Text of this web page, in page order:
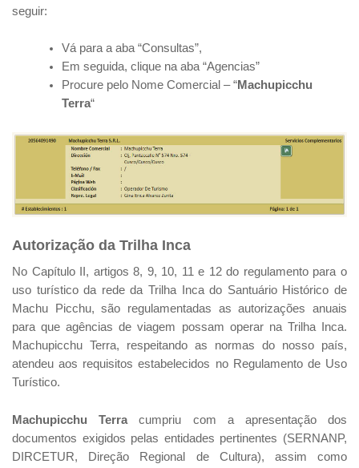
seguir:
Vá para a aba “Consultas”,
Em seguida, clique na aba “Agencias”
Procure pelo Nome Comercial – “Machupicchu
Terra“
Autorização da Trilha Inca
No Capítulo II, artigos 8, 9, 10, 11 e 12 do regulamento para o
uso turístico da rede da Trilha Inca do Santuário Histórico de
Machu Picchu, são regulamentadas as autorizações anuais
para que agências de viagem possam operar na Trilha Inca.
Machupicchu Terra, respeitando as normas do nosso país,
atendeu aos requisitos estabelecidos no Regulamento de Uso
Turístico.
Machupicchu Terra cumpriu com a apresentação dos
documentos exigidos pelas entidades pertinentes (SERNANP,
DIRCETUR, Direção Regional de Cultura), assim como